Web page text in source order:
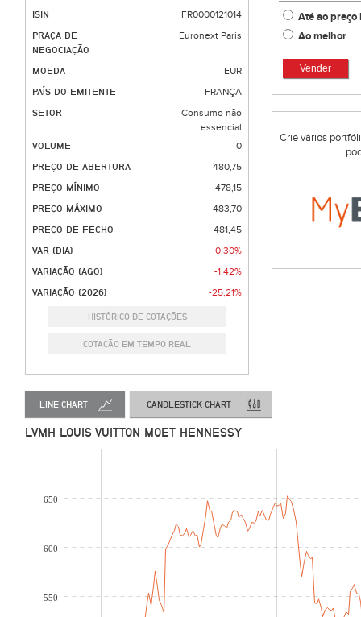
ISIN FR0000121014
PRAÇA DE
NEGOCIAÇÃO
Euronext Paris
MOEDA EUR
PAÍS DO EMITENTE FRANÇA
SETOR
Consumo não
essencial
VOLUME 0
PREÇO DE ABERTURA 480,75
PREÇO MÍNIMO 478,15
PREÇO MÁXIMO 483,70
PREÇO DE FECHO 481,45
VAR (DIA) -0,30%
VARIAÇÃO (AGO) -1,42%
VARIAÇÃO (2026) -25,21%
HISTÓRICO DE COTAÇÕES
COTAÇÃO EM TEMPO REAL
Até ao
Ao melhor
Vender
Crie vários
LINE CHART CANDLESTICK CHART
LVMH LOUIS VUITTON MOET HENNESSY
550
600
650